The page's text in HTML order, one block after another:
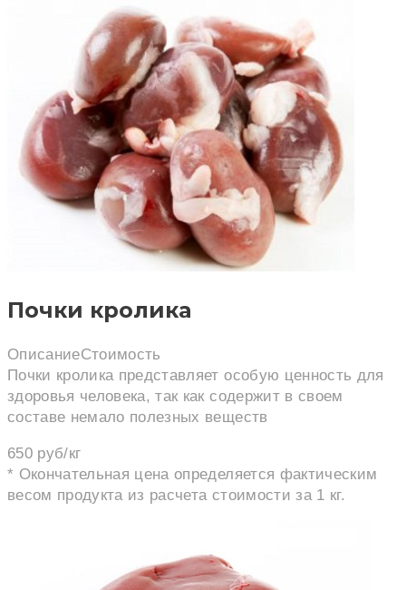
Почки кролика
ОписаниеСтоимость
Почки кролика представляет особую ценность для
здоровья человека, так как содержит в своем
составе немало полезных веществ
650 руб/кг
* Окончательная цена определяется фактическим
весом продукта из расчета стоимости за 1 кг.